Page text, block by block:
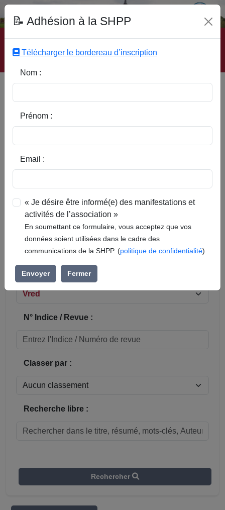
Accueil | Site SHPP | Auteurs | Editeurs | Rubriques |
Sous-Rubriques | Mots-Clefs | Contact
Réinitialiser
Sous-rubrique / Commune :
N° Indice / Revue :
Classer par :
Recherche libre :
Rechercher
📝 Adhésion à la SHPP
Télécharger le bordereau d’inscription
Nom :
Prénom :
Email :
« Je désire être informé(e) des manifestations et
activités de l’association »
En soumettant ce formulaire, vous acceptez que vos
données soient utilisées dans le cadre des
communications de la SHPP. (politique de confidentialité)
Envoyer Fermer